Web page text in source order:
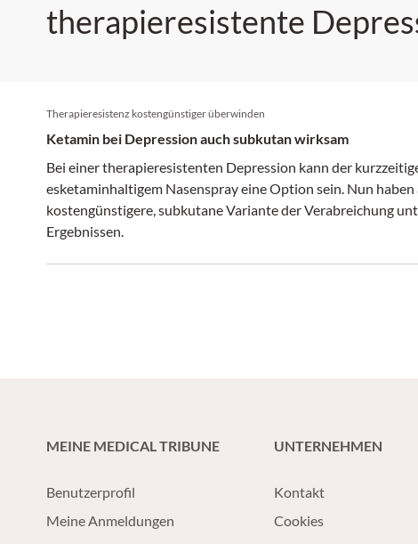
therapieresistente
Therapieresistenz kostengünstiger überwinden
Ketamin bei Depression auch subkutan wirksam
Bei einer therapieresistenten Depression kann der
esketaminhaltigem Nasenspray eine Option sein. Nun
kostengünstigere, subkutane Variante der Verabreichung
Ergebnissen.
MEINE MEDICAL TRIBUNE
Benutzerprofil
Meine Anmeldungen
UNTERNEHMEN
Kontakt
Cookies